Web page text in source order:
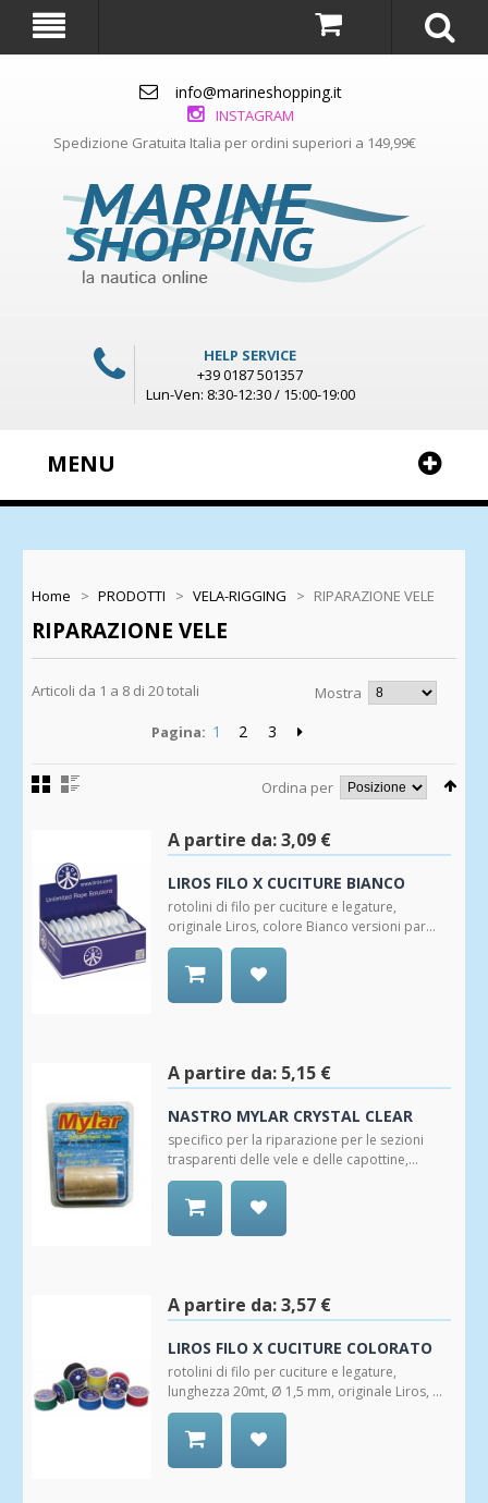
info@marineshopping.it
INSTAGRAM
Spedizione Gratuita Italia per ordini superiori a 149,99€
HELP SERVICE
+39 0187 501357
Lun-Ven: 8:30-12:30 / 15:00-19:00
MENU
Home > PRODOTTI > VELA-RIGGING > RIPARAZIONE VELE
RIPARAZIONE VELE
Articoli da 1 a 8 di 20 totali
Mostra
Pagina: 1 2 3
Ordina per
A partire da:3,09 €
LIROS FILO X CUCITURE BIANCO
rotolini di filo per cuciture e legature,
originale Liros, colore Bianco versioni par...
A partire da: 5,15 €
NASTRO MYLAR CRYSTAL CLEAR
specifico per la riparazione per le sezioni
trasparenti delle vele e delle capottine,...
A partire da:3,57 €
LIROS FILO X CUCITURE COLORATO
rotolini di filo per cuciture e legature,
lunghezza 20mt, Ø 1,5 mm, originale Liros, ...